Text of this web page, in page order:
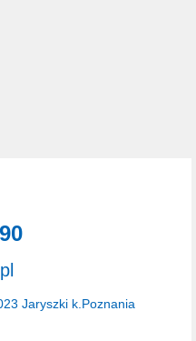
Jaryszki k.Poznania